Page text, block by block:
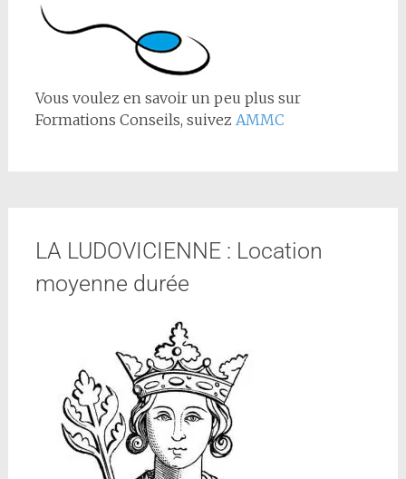
Vous voulez en savoir un peu plus sur
Formations Conseils, suivez AMMC
LA LUDOVICIENNE : Location
moyenne durée